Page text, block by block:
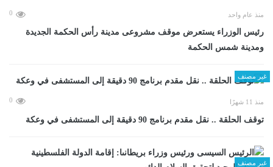
منذ عام واحد 0
رئيس الوزراء يستعرض موقف مشروعى مدينة رأس الحكمة الجديدة
ومدينة شمس الحكمة
غير مصنف
منذ 11 شهرًا 0
توقف الحلقة .. نقل مقدم برنامج 90 دقيقة إلى المستشفى في وعكة
غير مصنف